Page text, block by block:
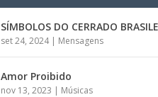
SÍMBOLOS DO CERRADO
set 24, 2024| Mensagens
Amor Proibido
nov 13, 2023 | Músicas